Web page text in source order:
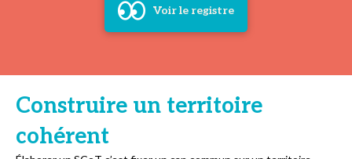
Voir le registre
Construire un territoire
cohérent